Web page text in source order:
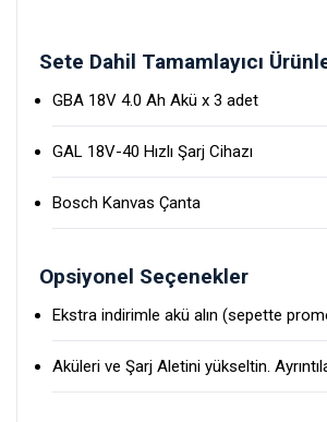
Sete Dahil Tamamlayıcı
GBA 18V 4.0 Ah Akü x 3 adet
GAL 18V-40 Hızlı Şarj Cihazı
Bosch Kanvas Çanta
Opsiyonel Seçenekler
Ekstra indirimle akü alın (sepette
Aküleri ve Şarj Aletini yükseltin.